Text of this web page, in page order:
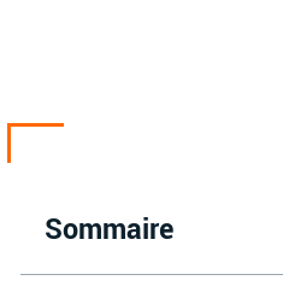
Sommaire